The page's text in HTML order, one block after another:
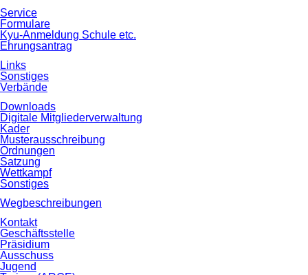
Service
Formulare
Kyu‐Anmeldung Schule etc.
Ehrungsantrag
Links
Sonstiges
Verbände
Downloads
Digitale Mitgliederverwaltung
Kader
Musterausschreibung
Ordnungen
Satzung
Wettkampf
Sonstiges
Wegbeschreibungen
Kontakt
Geschäftsstelle
Präsidium
Ausschuss
Jugend